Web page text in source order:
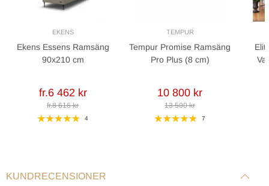
EKENS
Ekens Essens Ramsäng
90x210 cm
fr.6 462 kr
fr.8 616 kr
4
TEMPUR
Tempur Promise Ramsäng
Pro Plus (8 cm)
10 800 kr
13 500 kr
7
KUNDRECENSIONER